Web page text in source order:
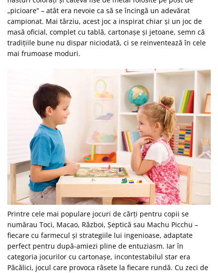
„picioare” – atât era nevoie ca să se încingă un adevărat
campionat. Mai târziu, acest joc a inspirat chiar și un joc de
masă oficial, complet cu tablă, cartonașe și jetoane, semn că
tradițiile bune nu dispar niciodată, ci se reinventează în cele
mai frumoase moduri.
Printre cele mai populare jocuri de cărți pentru copii se
numărau Toci, Macao, Război, Șeptică sau Machu Picchu –
fiecare cu farmecul și strategiile lui ingenioase, adaptate
perfect pentru după-amiezi pline de entuziasm. Iar în
categoria jocurilor cu cartonașe, incontestabilul star era
Păcălici, jocul care provoca râsete la fiecare rundă. Cu zeci de